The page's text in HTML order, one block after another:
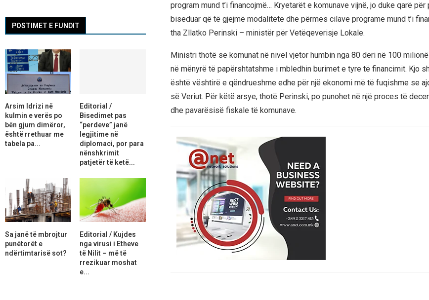
program mund t’i financojmë… Kryetarët e komunave vijnë, jo duke qarë për
biseduar që të gjejmë modalitete dhe përmes cilave programe mund t’i
tha Zllatko Perinski – ministër për Vetëqeverisje Lokale.
Ministri thotë se komunat në nivel vjetor humbin nga 80 deri në 100
në mënyrë të papërshtatshme i mbledhin burimet e tyre të financimit. Kjo
është vështirë e qëndrueshme edhe për një ekonomi më të fuqishme se
së Veriut. Për këtë arsye, thotë Perinski, po punohet në një proces të
dhe pavarësisë fiskale të komunave.
POSTIMET E FUNDIT
Arsim Idrizi në
kulmin e verës po
bën gjum dimëror,
është rrethuar me
tabela pa...
Editorial /
Bisedimet pas
“perdeve” janë
legjitime në
diplomaci, por para
nënshkrimit
patjetër të ketë...
Sa janë të mbrojtur
punëtorët e
ndërtimtarisë sot?
Editorial / Kujdes
nga virusi i Etheve
të Nilit – më të
rrezikuar moshat
e...